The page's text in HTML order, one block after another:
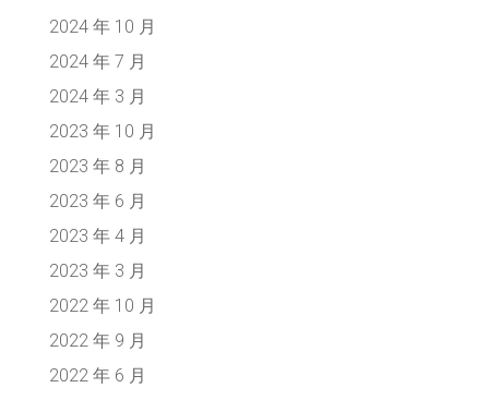
2024 年 10 月
2024 年 7 月
2024 年 3 月
2023 年 10 月
2023 年 8 月
2023 年 6 月
2023 年 4 月
2023 年 3 月
2022 年 10 月
2022 年 9 月
2022 年 6 月